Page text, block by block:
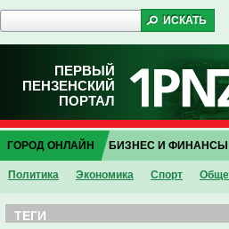
ПЕРВЫЙ
ПЕНЗЕНСКИЙ
ПОРТАЛ
ГОРОД ОНЛАЙН
Политика Экономика Спорт
БИЗНЕС И ФИНАНСЫ
ТЕГИ